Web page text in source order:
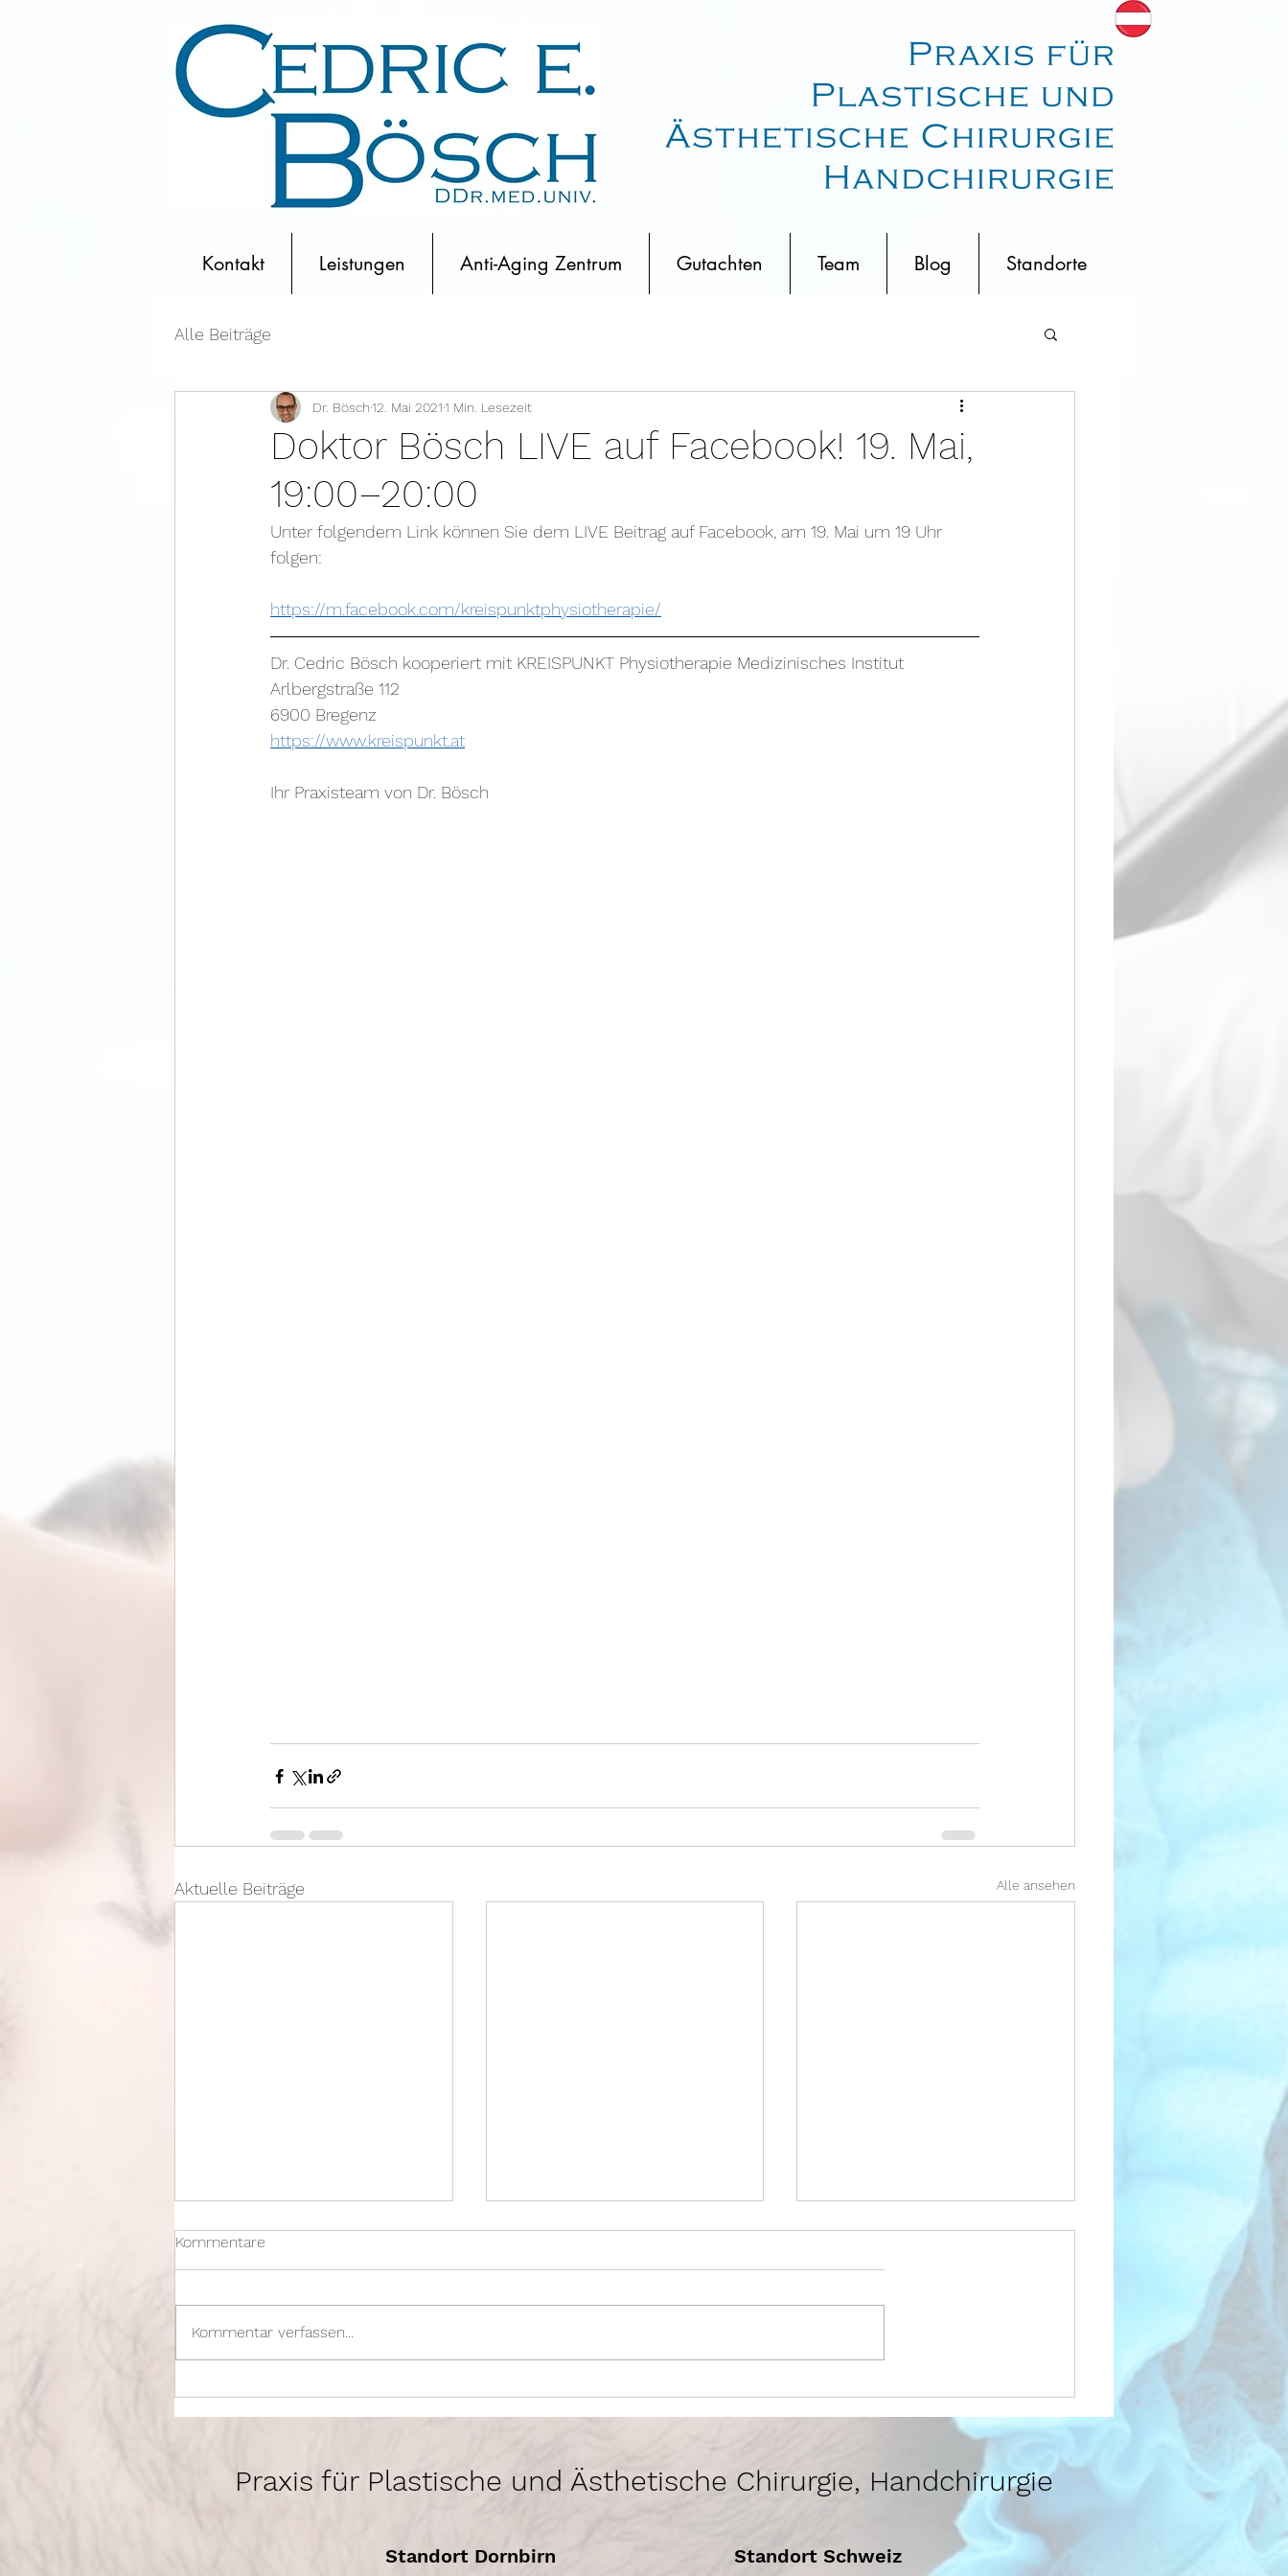
Kontakt Leistungen Anti-Aging Zentrum Gutachten Team Blog Standorte
Alle Beiträge
Doktor Bösch LIVE auf Facebook! 19. Mai,
19:00–20:00
Dr. Bösch12. Mai 20211 Min. Lesezeit
Unter folgendem Link können Sie dem LIVE Beitrag auf Facebook, am 19. Mai um 19 Uhr
folgen:
https://m.facebook.com/kreispunktphysiotherapie/
Dr. Cedric Bösch kooperiert mit KREISPUNKT Physiotherapie Medizinisches Institut
Arlbergstraße 112
6900 Bregenz
https://www.kreispunkt.at
Ihr Praxisteam von Dr. Bösch
Aktuelle Beiträge Alle ansehen
Kommentare
Kommentar verfassen...
Praxis für Plastische und Ästhetische Chirurgie, Handchirurgie
Standort Dornbirn Standort Schweiz